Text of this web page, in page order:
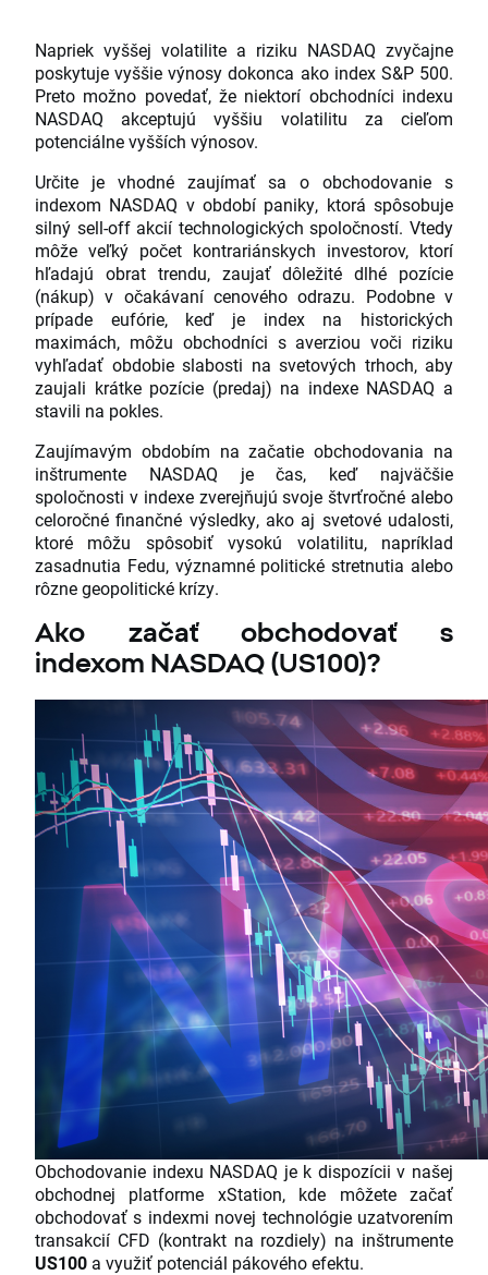
Napriek vyššej volatilite a riziku NASDAQ zvyčajne
poskytuje vyššie výnosy dokonca ako index S&P 500.
Preto možno povedať, že niektorí obchodníci indexu
NASDAQ akceptujú vyššiu volatilitu za cieľom
potenciálne vyšších výnosov.
Určite je vhodné zaujímať sa o obchodovanie s
indexom NASDAQ v období paniky, ktorá spôsobuje
silný sell-off akcií technologických spoločností. Vtedy
môže veľký počet kontrariánskych investorov, ktorí
hľadajú obrat trendu, zaujať dôležité dlhé pozície
(nákup) v očakávaní cenového odrazu. Podobne v
prípade eufórie, keď je index na historických
maximách, môžu obchodníci s averziou voči riziku
vyhľadať obdobie slabosti na svetových trhoch, aby
zaujali krátke pozície (predaj) na indexe NASDAQ a
stavili na pokles.
Zaujímavým obdobím na začatie obchodovania na
inštrumente NASDAQ je čas, keď najväčšie
spoločnosti v indexe zverejňujú svoje štvrťročné alebo
celoročné finančné výsledky, ako aj svetové udalosti,
ktoré môžu spôsobiť vysokú volatilitu, napríklad
zasadnutia Fedu, významné politické stretnutia alebo
rôzne geopolitické krízy.
Ako začať obchodovať s
indexom NASDAQ (US100)?
Obchodovanie indexu NASDAQ je k dispozícii v našej
obchodnej platforme xStation, kde môžete začať
obchodovať s indexmi novej technológie uzatvorením
transakcií CFD (kontrakt na rozdiely) na inštrumente
US100 a využiť potenciál pákového efektu.